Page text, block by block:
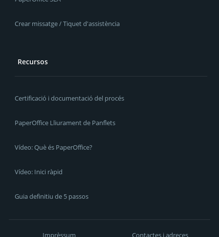
Crear missatge / Tiquet d'assistència
Recursos
Certificació i documentació del procés
PaperOffice Lliurament de Panflets
Vídeo: Què és PaperOffice?
Vídeo: Inici ràpid
Guia definitiu de 5 passos
Imprèssum Contactes i adreces